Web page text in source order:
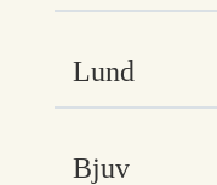
Lund
Bjuv